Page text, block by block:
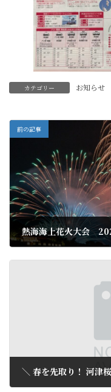
カテゴリー お知らせ
前の記事
熱海海上花火大会
＼ 春を先取り！ 河津